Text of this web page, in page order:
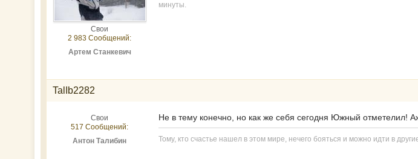
Свои
2 983 Сообщений:
Артем Станкевич
минуты.
TalIb2282
Свои
517 Сообщений:
Антон Талибин
Не в тему конечно, но как же себя сегодня Южный отметелил!
Тому, кто счастье нашел в этом мире, нечего бояться и можно идти в